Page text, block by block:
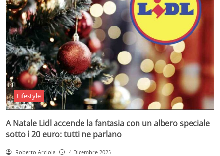
Lifestyle
A Natale Lidl accende la fantasia con un albero speciale
sotto i 20 euro: tutti ne parlano
Roberto Arciola 4 Dicembre 2025